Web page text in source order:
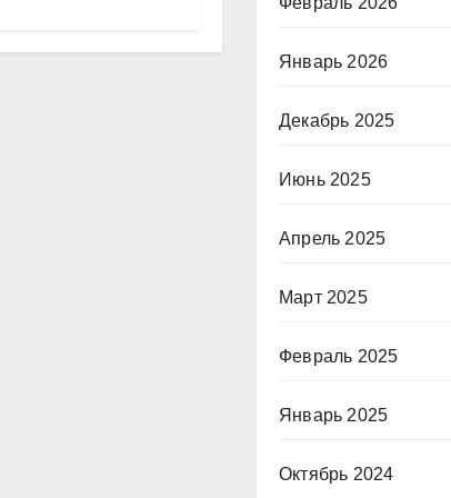
Январь 2026
Декабрь 2025
Июнь 2025
Апрель 2025
Март 2025
Февраль 2025
Январь 2025
Октябрь 2024